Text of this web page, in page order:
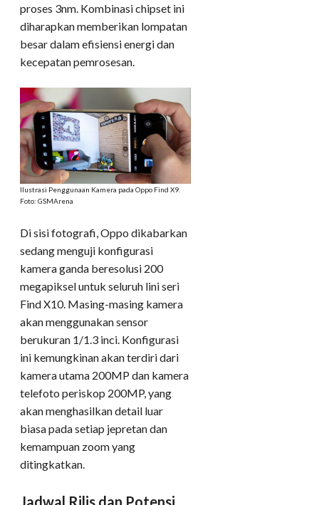
proses 3nm. Kombinasi chipset ini
diharapkan memberikan lompatan
besar dalam efisiensi energi dan
kecepatan pemrosesan.
Ilustrasi Penggunaan Kamera pada Oppo Find X9.
Foto: GSMArena
Di sisi fotografi, Oppo dikabarkan
sedang menguji konfigurasi
kamera ganda beresolusi 200
megapiksel untuk seluruh lini seri
Find X10. Masing-masing kamera
akan menggunakan sensor
berukuran 1/1.3 inci. Konfigurasi
ini kemungkinan akan terdiri dari
kamera utama 200MP dan kamera
telefoto periskop 200MP, yang
akan menghasilkan detail luar
biasa pada setiap jepretan dan
kemampuan zoom yang
ditingkatkan.
Jadwal Rilis dan Potensi